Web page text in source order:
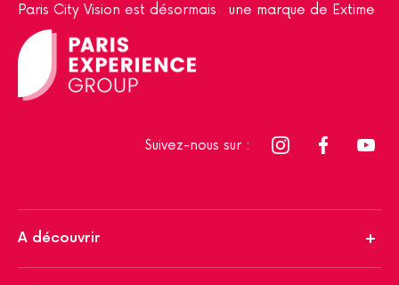
Paris City Vision est désormais une marque de Extime
Suivez-nous sur :
A découvrir